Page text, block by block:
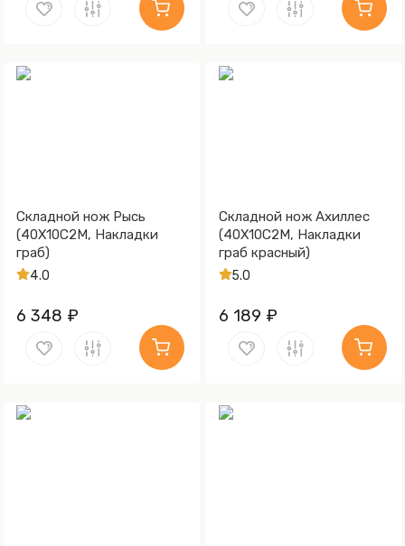
Складной нож Рысь
(40Х10С2М, Накладки
граб)
4.0
6 348 ₽
Складной нож Ахиллес
(40Х10С2М, Накладки
граб красный)
5.0
6 189 ₽